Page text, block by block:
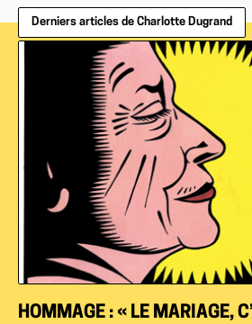
Derniers articles de Charlotte Dugrand
HOMMAGE : « LE MARIAGE,